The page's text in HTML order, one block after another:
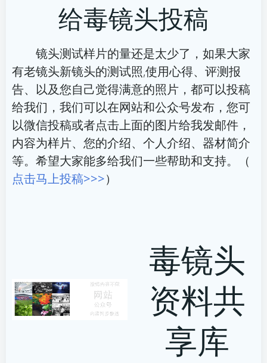
航
导
航
给毒镜头投稿
镜头测试样片的量还是太少了，如果大家
有老镜头新镜头的测试照,使用心得、评测报
告、以及您自己觉得满意的照片，都可以投稿
给我们，我们可以在网站和公众号发布，您可
以微信投稿或者点击上面的图片给我发邮件，
内容为样片、您的介绍、个人介绍、器材简介
等。希望大家能多给我们一些帮助和支持。（
点击马上投稿>>>）
毒镜头
资料共
享库